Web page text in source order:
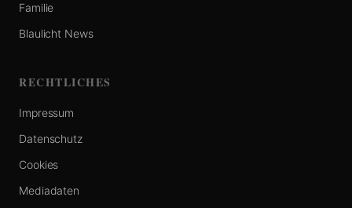
Familie
Blaulicht News
RECHTLICHES
Impressum
Datenschutz
Cookies
Mediadaten